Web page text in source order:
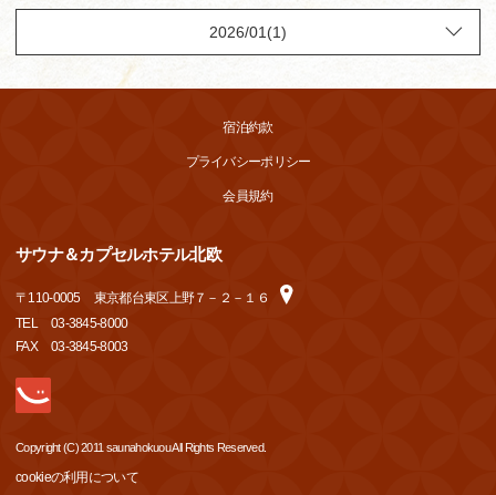
宿泊約款
プライバシーポリシー
会員規約
サウナ＆カプセルホテル北欧
〒 110-0005
東京都台東区上野７－２－１６
TEL
03-3845-8000
FAX
03-3845-8003
Copyright (C) 2011 saunahokuou All Rights Reserved.
cookieの利用について